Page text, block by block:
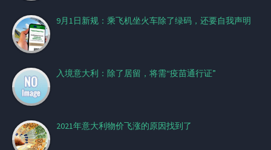
9月1日新规：乘飞机坐火车除了绿码，还要自我声明
入境意大利：除了居留，将需“疫苗通行证”
2021年意大利物价飞涨的原因找到了